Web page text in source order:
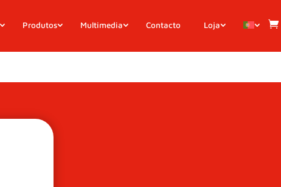
Produtos Multimedia Contacto Loja